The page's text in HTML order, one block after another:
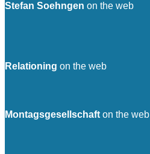
Stefan Soehngen on the web
Relationing on the web
Montagsgesellschafton the web